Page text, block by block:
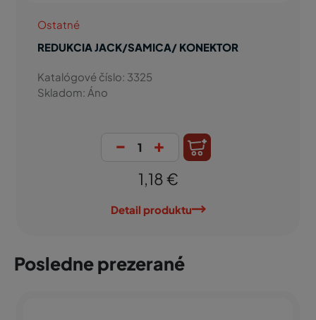
Ostatné
REDUKCIA JACK/SAMICA/ KONEKTOR
Katalógové číslo: 3325
Skladom: Áno
- +
1,18 €
Detail produktu
Posledne prezerané